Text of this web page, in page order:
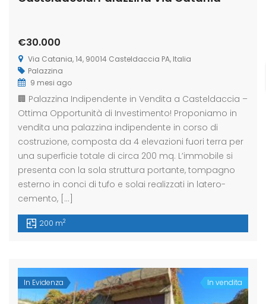
€30.000
Via Catania, 14, 90014 Casteldaccia PA, Italia
Palazzina
9 mesi ago
🏢 Palazzina Indipendente in Vendita a Casteldaccia –
Ottima Opportunità di Investimento! Proponiamo in
vendita una palazzina indipendente in corso di
costruzione, composta da 4 elevazioni fuori terra per
una superficie totale di circa 200 mq. L’immobile si
presenta con la sola struttura portante, tompagno
esterno in conci di tufo e solai realizzati in latero-
cemento, […]
200 m2
In Evidenza In vendita